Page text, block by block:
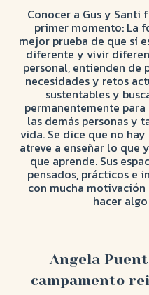
Conocer a Gus y
primer momento: La
mejor prueba de que sí
diferente y vivir
personal, entienden de
necesidades y retos
sustentables y
permanentemente
las demás personas y
vida. Se dice que no
atreve a enseñar lo que
que aprende. Sus
pensados, prácticos e
con mucha
hacer algo
Angela
campamento